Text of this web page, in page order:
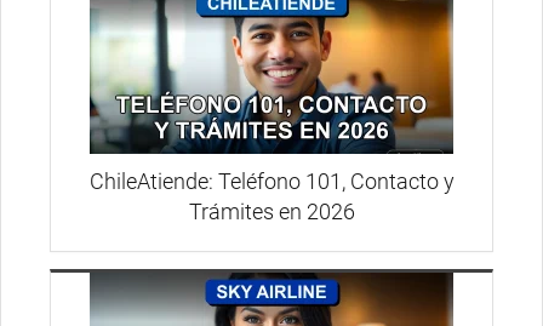
ChileAtiende: Teléfono 101, Contacto y
Trámites en 2026